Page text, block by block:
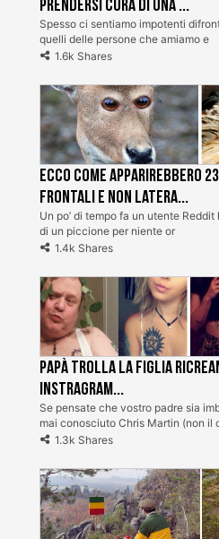
prendersi cura di una ...
Spesso ci sentiamo impotenti
quelli delle persone che amiamo e
1.6k Shares
Ecco come apparirebbero
frontali e non latera...
Un po’ di tempo fa un utente
di un piccione per niente or
1.4k Shares
Papà trolla la figlia
Instragram...
Se pensate che vostro padre sia
mai conosciuto Chris Martin (non il
1.3k Shares